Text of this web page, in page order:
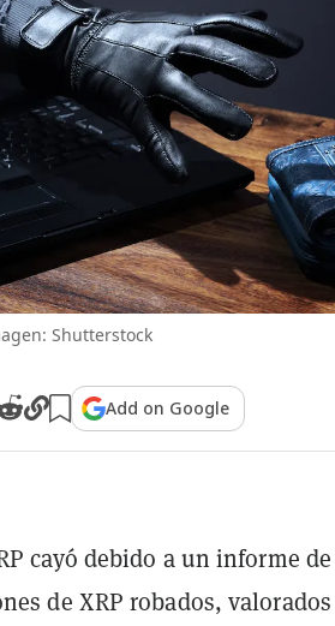
Shutterstock
Add on Google
cayó debido a un informe de
de XRP robados,